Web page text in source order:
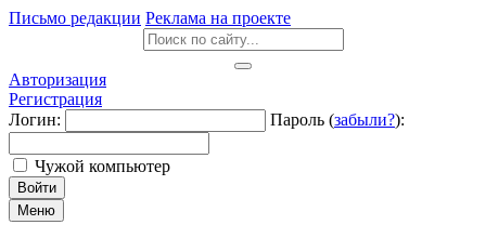
Письмо редакции Реклама на проекте
Авторизация
Регистрация
Логин:
Пароль (забыли?):
Чужой компьютер
Войти
Меню